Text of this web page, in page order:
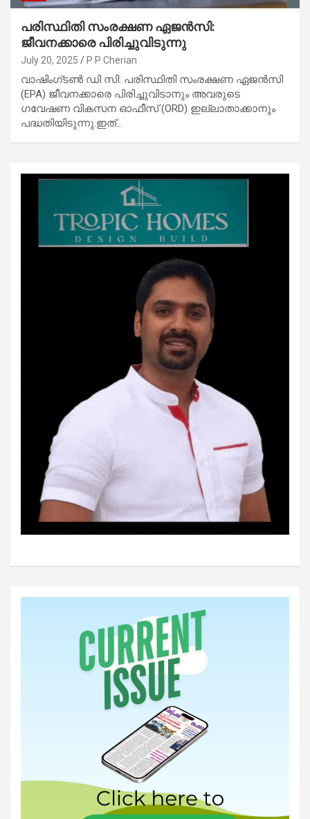
പരിസ്ഥിതി സംരക്ഷണ ഏജൻസി:
ജീവനക്കാരെ പിരിച്ചുവിടുന്നു
July 20, 2025 P P Cherian
വാഷിംഗ്‌ടൺ ഡി സി: പരിസ്ഥിതി സംരക്ഷണ ഏജൻസി
(EPA) ജീവനക്കാരെ പിരിച്ചുവിടാനും അവരുടെ
ഗവേഷണ വികസന ഓഫീസ് (ORD) ഇല്ലാതാക്കാനും
പദ്ധതിയിടുന്നു.ഇത്…